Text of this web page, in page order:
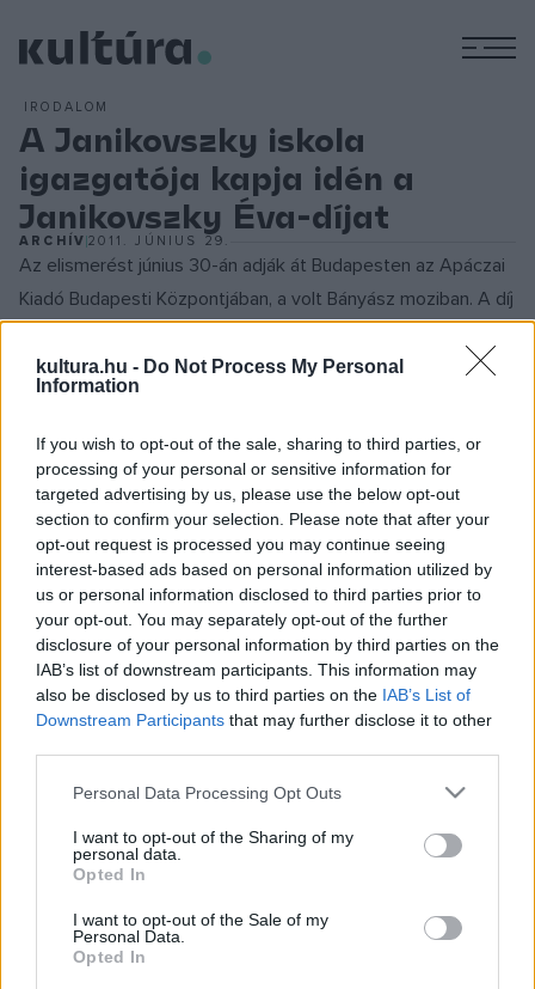
kultura.hu - Do Not Process My Personal
Information
If you wish to opt-out of the sale, sharing to third parties, or
processing of your personal or sensitive information for
targeted advertising by us, please use the below opt-out
section to confirm your selection. Please note that after your
opt-out request is processed you may continue seeing
interest-based ads based on personal information utilized by
us or personal information disclosed to third parties prior to
your opt-out. You may separately opt-out of the further
disclosure of your personal information by third parties on the
IAB’s list of downstream participants. This information may
also be disclosed by us to third parties on the IAB’s List of
Downstream Participants that may further disclose it to other
Please note that this website/app uses one or more Google
not limited to your visit or usage behaviour. You may click to
grant or deny consent to Google and its third-party tags to
use your data for below specified purposes in below Google
consent section.
Personal Data Processing Opt Outs
I want to opt-out of the Sharing of my
personal data.
Opted In
I want to opt-out of the Sale of my
Personal Data.
Opted In
IRODALOM
A Janikovszky iskola
igazgatója kapja idén a
Janikovszky Éva-díjat
ARCHÍV2011. JÚNIUS 29.
Az elismerést június 30-án adják át Budapesten az Apáczai
Kiadó Budapesti Központjában, a volt Bányász moziban. A díj
mellé pénzjutalom is jár. Az alapítvány kuratóriuma a Magyar
Pedagógiai Társaság és a Janikovszky Éva Általános Iskola
és Gimnázium Szülői Szervezetének javaslatára hozta meg
döntését.
"Pedagógus hivatásának most lezáruló tízéves szakaszában
nagyon sokat tett mind a művészeti nevelésért, mind
Janikovszky Éva szellemiségének megőrzéséért.Varga
Márta közvetítése révén Janikovszky Éva művei a gyermek
olvasóközönség széles köreihez juthattak el. Az általa
vezetett iskola az elmúlt évtizedben egy olyan
amelyben a sajátos nevelési igényű, az átlagos képességű
és a kiemelkedő tehetséggel rendelkező tanulók egyaránt
ideális körülmények között végezhették legfontosabb
közleményben.